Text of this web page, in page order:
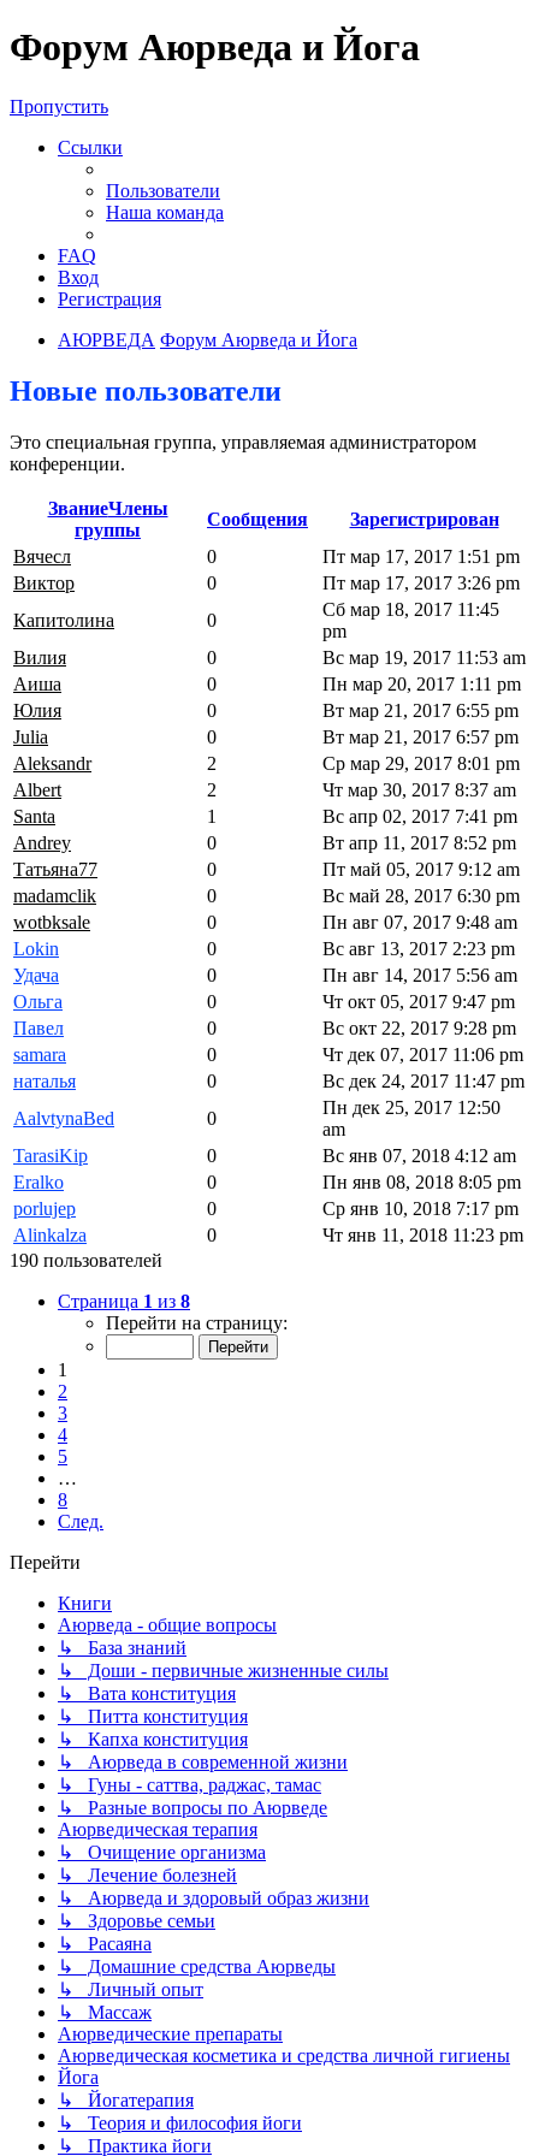
Форум Аюрведа и Йога
Пропустить
Ссылки
Пользователи
Наша команда
FAQ
Вход
Регистрация
АЮРВЕДА Форум Аюрведа и Йога
Новые пользователи
Это специальная группа, управляемая администратором
конференции.
ЗваниеЧлены
группы
Сообщения
Зарегистрирован
Вячесл
0
Пт мар 17, 2017 1:51 pm
Виктор
0
Пт мар 17, 2017 3:26 pm
Капитолина
0
Сб мар 18, 2017 11:45
pm
Вилия
0
Вс мар 19, 2017 11:53 am
Аиша
0
Пн мар 20, 2017 1:11 pm
Юлия
0
Вт мар 21, 2017 6:55 pm
Julia
0
Вт мар 21, 2017 6:57 pm
Aleksandr
2
Ср мар 29, 2017 8:01 pm
Albert
2
Чт мар 30, 2017 8:37 am
Santa
1
Вс апр 02, 2017 7:41 pm
Andrey
0
Вт апр 11, 2017 8:52 pm
Татьяна77
0
Пт май 05, 2017 9:12 am
madamclik
0
Вс май 28, 2017 6:30 pm
wotbksale
0
Пн авг 07, 2017 9:48 am
Lokin
0
Вс авг 13, 2017 2:23 pm
Удача
0
Пн авг 14, 2017 5:56 am
Ольга
0
Чт окт 05, 2017 9:47 pm
Павел
0
Вс окт 22, 2017 9:28 pm
samara
0
Чт дек 07, 2017 11:06 pm
наталья
0
Вс дек 24, 2017 11:47 pm
AalvtynaBed
0
Пн дек 25, 2017 12:50
am
TarasiKip
0
Вс янв 07, 2018 4:12 am
Eralko
0
Пн янв 08, 2018 8:05 pm
porlujep
0
Ср янв 10, 2018 7:17 pm
Alinkalza
0
Чт янв 11, 2018 11:23 pm
190 пользователей
Страница 1 из 8
Перейти на страницу:
1
2
3
4
5
…
8
След.
Перейти
Книги
Аюрведа - общие вопросы
↳ База знаний
↳ Доши - первичные жизненные силы
↳ Вата конституция
↳ Питта конституция
↳ Капха конституция
↳ Аюрведа в современной жизни
↳ Гуны - саттва, раджас, тамас
↳ Разные вопросы по Аюрведе
Аюрведическая терапия
↳ Очищение организма
↳ Лечение болезней
↳ Аюрведа и здоровый образ жизни
↳ Здоровье семьи
↳ Расаяна
↳ Домашние средства Аюрведы
↳ Личный опыт
↳ Массаж
Аюрведические препараты
Аюрведическая косметика и средства личной гигиены
Йога
↳ Йогатерапия
↳ Теория и философия йоги
↳ Практика йоги